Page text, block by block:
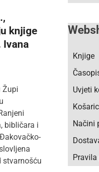
knjige
Ivana
Župi
bibličara i
stvarnošću
Knjige
Uvjeti
Načini